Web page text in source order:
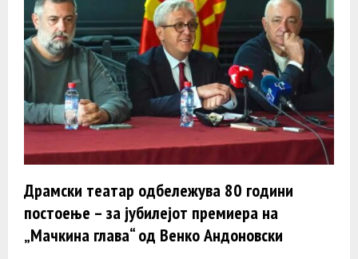
Драмски театар одбележува 80 години
постоење – за јубилејот премиера на
„Мачкина глава“ од Венко Андоновски